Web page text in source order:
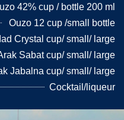
42% cup / bottle 200 ml
Ouzo 12 cup /small bottle
Crystal cup/ small/ large
Sabat cup/ small/ large
Jabalna cup/ small/ large
Cocktail/liqueur